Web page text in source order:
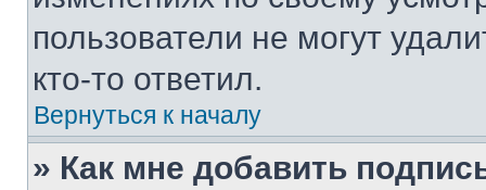
пользователи не могут
кто-то ответил.
Вернуться к началу
» Как мне добавить